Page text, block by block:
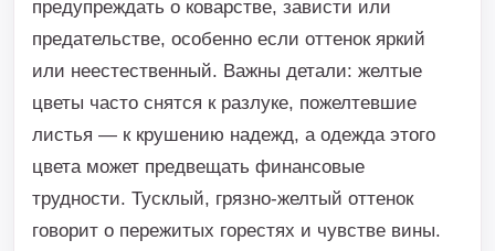
предупреждать о коварстве, зависти или
предательстве, особенно если оттенок яркий
или неестественный. Важны детали: желтые
цветы часто снятся к разлуке, пожелтевшие
листья — к крушению надежд, а одежда этого
цвета может предвещать финансовые
трудности. Тусклый, грязно-желтый оттенок
говорит о пережитых горестях и чувстве вины.